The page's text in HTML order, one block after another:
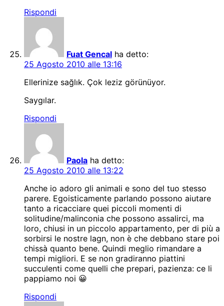
Rispondi
Fuat Gencal ha detto:
25 Agosto 2010 alle 13:16
Ellerinize sağlık. Çok leziz görünüyor.
Saygılar.
Rispondi
Paola ha detto:
25 Agosto 2010 alle 13:22
Anche io adoro gli animali e sono del tuo stesso
parere. Egoisticamente parlando possono aiutare
tanto a ricacciare quei piccoli momenti di
solitudine/malinconia che possono assalirci, ma
loro, chiusi in un piccolo appartamento, per di più a
sorbirsi le nostre lagn, non è che debbano stare poi
chissà quanto bene. Quindi meglio rimandare a
tempi migliori. E se non gradiranno piattini
succulenti come quelli che prepari, pazienza: ce li
pappiamo noi 😀
Rispondi